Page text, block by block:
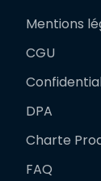
Mentions
CGU
DPA
Charte
FAQ